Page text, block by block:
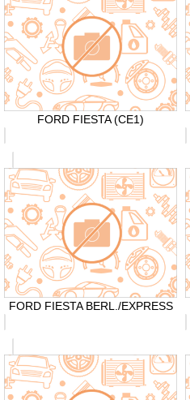
FORD FIESTA (CE1)
FORD FIESTA BERL./EXPRESS